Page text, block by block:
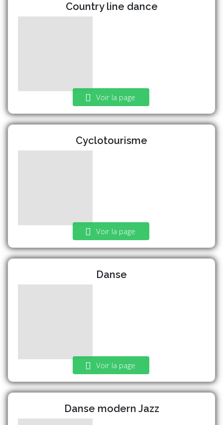
Country line dance
Voir la page
Cyclotourisme
Voir la page
Danse
Voir la page
Danse modern Jazz